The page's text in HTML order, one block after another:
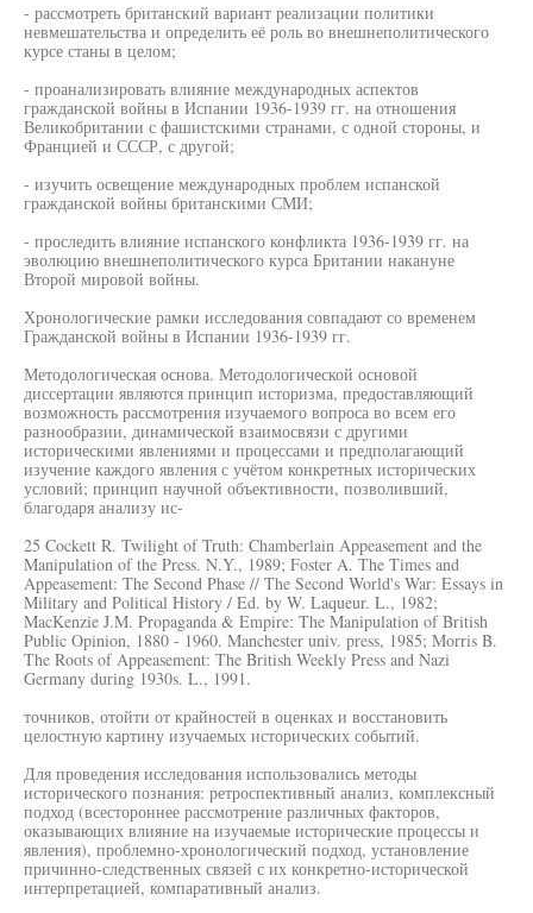
- рассмотреть британский вариант реализации политики
невмешательства и определить её роль во внешнеполитического
курсе станы в целом;
- проанализировать влияние международных аспектов
гражданской войны в Испании 1936-1939 гг. на отношения
Великобритании с фашистскими странами, с одной стороны, и
Францией и СССР, с другой;
- изучить освещение международных проблем испанской
гражданской войны британскими СМИ;
- проследить влияние испанского конфликта 1936-1939 гг. на
эволюцию внешнеполитического курса Британии накануне
Второй мировой войны.
Хронологические рамки исследования совпадают со временем
Гражданской войны в Испании 1936-1939 гг.
Методологическая основа. Методологической основой
диссертации являются принцип историзма, предоставляющий
возможность рассмотрения изучаемого вопроса во всем его
разнообразии, динамической взаимосвязи с другими
историческими явлениями и процессами и предполагающий
изучение каждого явления с учётом конкретных исторических
условий; принцип научной объективности, позволивший,
благодаря анализу ис-
25 Cockett R. Twilight of Truth: Chamberlain Appeasement and the
Manipulation of the Press. N.Y., 1989; Foster A. The Times and
Appeasement: The Second Phase // The Second World's War: Essays in
Military and Political History / Ed. by W. Laqueur. L., 1982;
MacKenzie J.M. Propaganda & Empire: The Manipulation of British
Public Opinion, 1880 - 1960. Manchester univ. press, 1985; Morris B.
The Roots of Appeasement: The British Weekly Press and Nazi
Germany during 1930s. L., 1991.
точников, отойти от крайностей в оценках и восстановить
целостную картину изучаемых исторических событий.
Для проведения исследования использовались методы
исторического познания: ретроспективный анализ, комплексный
подход (всестороннее рассмотрение различных факторов,
оказывающих влияние на изучаемые исторические процессы и
явления), проблемно-хронологический подход, установление
причинно-следственных связей с их конкретно-исторической
интерпретацией, компаративный анализ.